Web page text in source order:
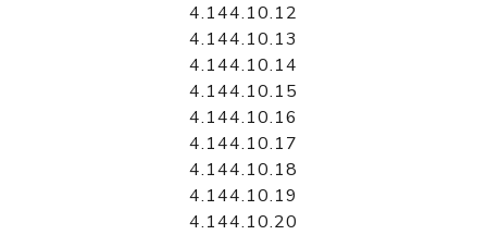
4.144.10.12
4.144.10.13
4.144.10.14
4.144.10.15
4.144.10.16
4.144.10.17
4.144.10.18
4.144.10.19
4.144.10.20